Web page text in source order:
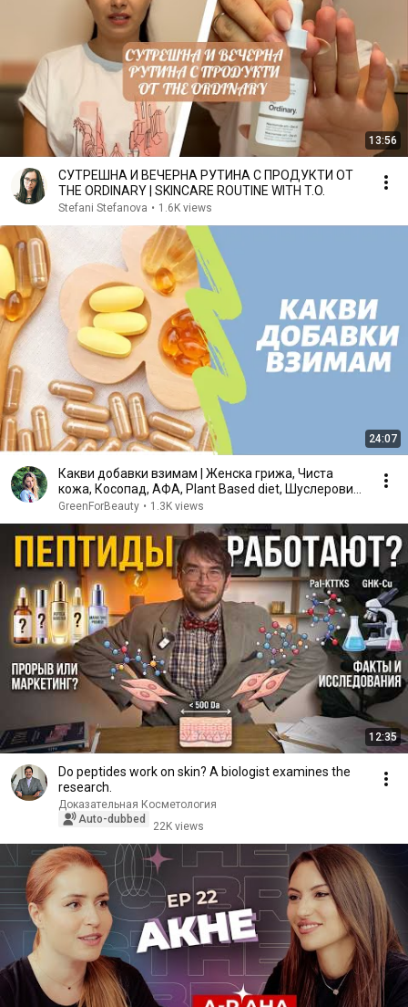
13:56
СУТРЕШНА И ВЕЧЕРНА РУТИНА С ПРОДУКТИ ОТ
THE ORDINARY | SKINCARE ROUTINE WITH T.O.
Stefani Stefanova • 1.6K views
24:07
Какви добавки взимам | Женска грижа, Чиста
кожа, Косопад, АФА, Plant Based diet, Шуслерови
соли
GreenForBeauty • 1.3K views
12:35
Do peptides work on skin? A biologist examines the
research.
Доказательная Косметология
Auto-dubbed
22K views